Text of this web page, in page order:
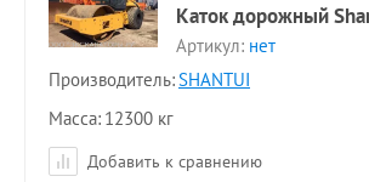
Каток дорожный
Артикул: нет
Производитель:SHANTUI
Масса 12300 кг
Добавить к сравнению